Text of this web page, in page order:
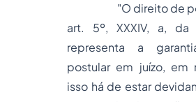
"O direito de
art. 5º, XXXIV, a, da
representa a
postular em juízo, em
isso há de estar